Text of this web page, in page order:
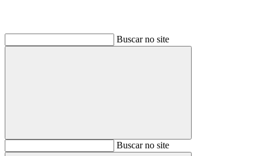
Buscar no site
BuscarBuscar no site